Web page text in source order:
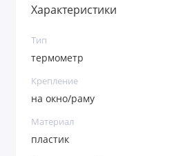
Характеристики
Тип
термометр
Крепление
на окно/раму
Материал
пластик